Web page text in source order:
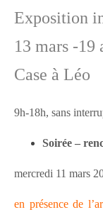
Exposition
13 mars -19
Case à Léo
9h-18h, sans
Soirée –
mercredi 11 mars
en présence de